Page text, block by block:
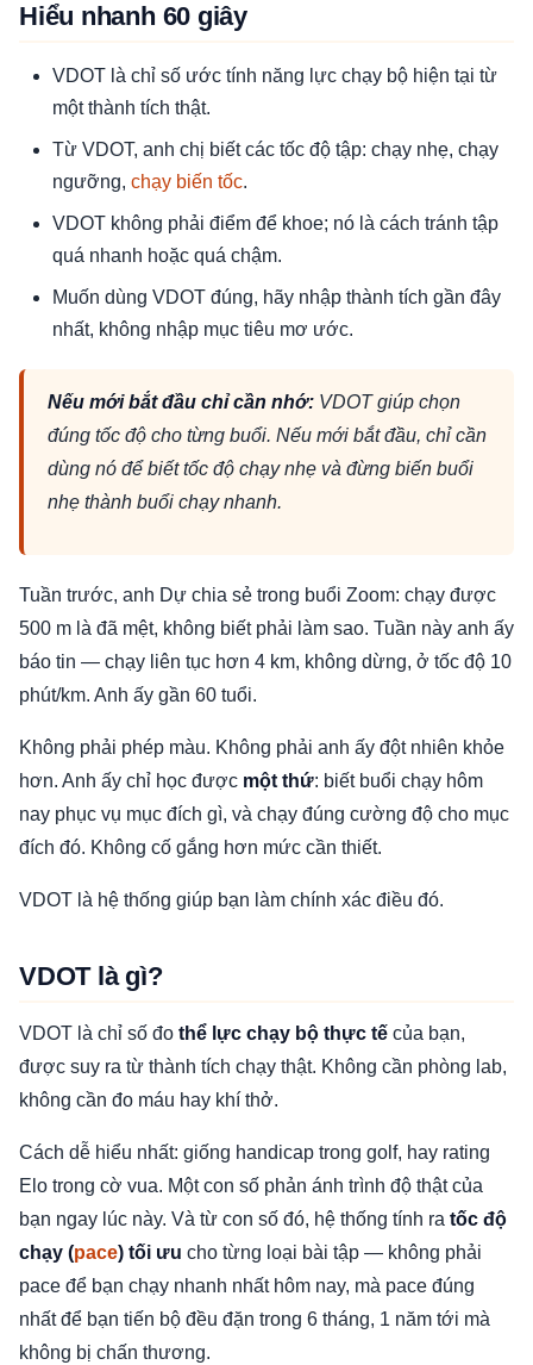
Hiểu nhanh 60 giây
VDOT là chỉ số ước tính năng lực chạy bộ hiện tại từ
một thành tích thật.
Từ VDOT, anh chị biết các tốc độ tập: chạy nhẹ, chạy
ngưỡng, chạy biến tốc.
VDOT không phải điểm để khoe; nó là cách tránh tập
quá nhanh hoặc quá chậm.
Muốn dùng VDOT đúng, hãy nhập thành tích gần đây
nhất, không nhập mục tiêu mơ ước.
Nếu mới bắt đầu chỉ cần nhớ: VDOT giúp chọn
đúng tốc độ cho từng buổi. Nếu mới bắt đầu, chỉ cần
dùng nó để biết tốc độ chạy nhẹ và đừng biến buổi
nhẹ thành buổi chạy nhanh.
Tuần trước, anh Dự chia sẻ trong buổi Zoom: chạy được
500 m là đã mệt, không biết phải làm sao. Tuần này anh ấy
báo tin — chạy liên tục hơn 4 km, không dừng, ở tốc độ 10
phút/km. Anh ấy gần 60 tuổi.
Không phải phép màu. Không phải anh ấy đột nhiên khỏe
hơn. Anh ấy chỉ học được một thứ: biết buổi chạy hôm
nay phục vụ mục đích gì, và chạy đúng cường độ cho mục
đích đó. Không cố gắng hơn mức cần thiết.
VDOT là hệ thống giúp bạn làm chính xác điều đó.
VDOT là gì?
VDOT là chỉ số đo thể lực chạy bộ thực tế của bạn,
được suy ra từ thành tích chạy thật. Không cần phòng lab,
không cần đo máu hay khí thở.
Cách dễ hiểu nhất: giống handicap trong golf, hay rating
Elo trong cờ vua. Một con số phản ánh trình độ thật của
bạn ngay lúc này. Và từ con số đó, hệ thống tính ra tốc độ
chạy (pace) tối ưu cho từng loại bài tập — không phải
pace để bạn chạy nhanh nhất hôm nay, mà pace đúng
nhất để bạn tiến bộ đều đặn trong 6 tháng, 1 năm tới mà
không bị chấn thương.